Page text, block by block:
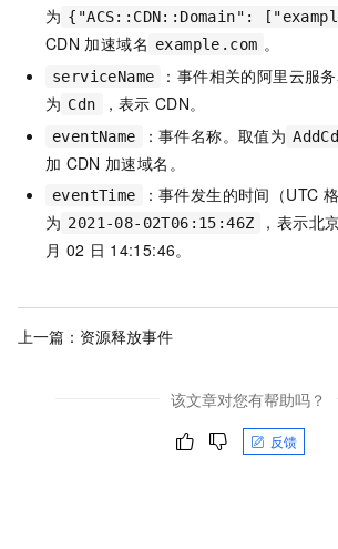
为 {"ACS::CDN::Domain":
CDN 加速域名 example.com 。
serviceName
：事件相关的阿里云服
为 Cdn ，表示 CDN。
eventName ：事件名称。取值为
加 CDN 加速域名。
eventTime ：事件发生的时间（UTC
为 2021-08-02T06:15:46Z ，表示北
月 02 日 14:15:46。
上一篇： 资源释放事件
该文章对您有帮助吗？
反馈